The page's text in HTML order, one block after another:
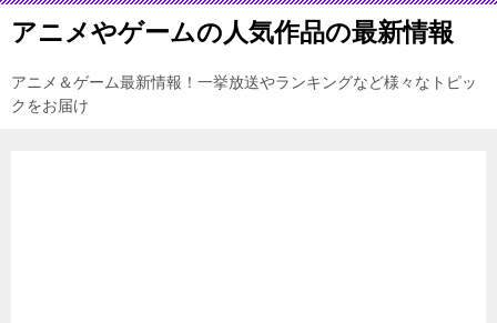
アニメやゲームの人気作品の最新情報
アニメ＆ゲーム最新情報！一挙放送やランキングなど様々なトピッ
クをお届け